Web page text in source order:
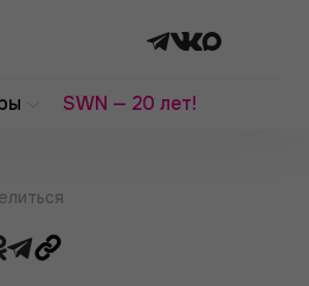
SWN — 20 лет!